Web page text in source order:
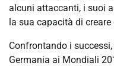
alcuni attaccanti, i suoi
la sua capacità di creare
Confrontando i
Germania ai Mondiali